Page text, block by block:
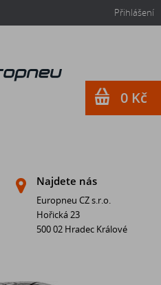
Přihlášení
Najdete nás
Europneu CZ s.r.o.
Hořická 23
500 02 Hradec Králové
0 Kč